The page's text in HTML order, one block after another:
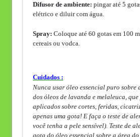
Difusor de ambiente: pingar até 5
elétrico e diluir com água.
Spray: Coloque até 60 gotas em 100
cereais ou vodca.
Cuidados :
Nunca usar óleo essencial puro sobre
dos óleos de lavanda e melaleuca, que
aplicados sobre cortes, feridas,
apenas uma gota! E faça o teste de
você tenha a pele sensível). Teste de
gota do óleo essencial sobre a área